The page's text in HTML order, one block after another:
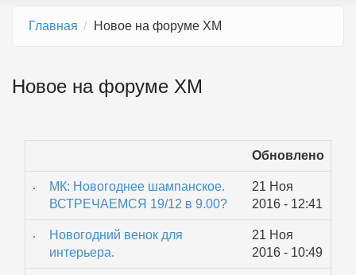
Главная Новое на форуме ХМ
Новое на форуме ХМ
Обновлено
МК: Новогоднее шампанское.
ВСТРЕЧАЕМСЯ 19/12 в 9.00?
21 Ноя
2016 - 12:41
Новогодний венок для
интерьера.
21 Ноя
2016 - 10:49